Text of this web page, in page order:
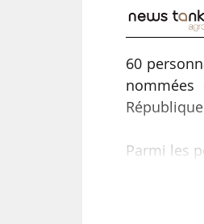
60
Parmi les
• Cécile